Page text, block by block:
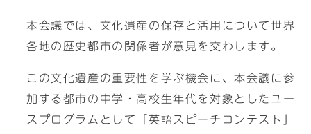
本会議では、文化遺産の保存と活用について世界
各地の歴史都市の関係者が意見を交わします。
この文化遺産の重要性を学ぶ機会に、本会議に参
加する都市の中学・高校生年代を対象としたユー
スプログラムとして「英語スピーチコンテスト」